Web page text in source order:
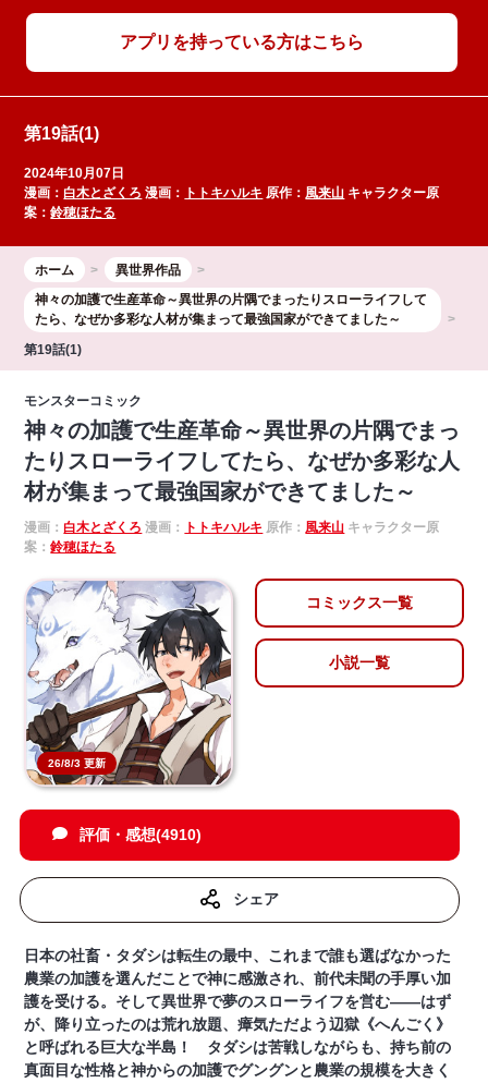
アプリを持っている方はこちら
第19話(1)
2024年10月07日
漫画：白木とざくろ 漫画： トトキハルキ 原作： 風来山 キャラクター原
案：鈴穂ほたる
ホーム
異世界作品
神々の加護で生産革命～異世界の片隅でまったりスローライフして
たら、なぜか多彩な人材が集まって最強国家ができてました～
第19話(1)
モンスターコミック
神々の加護で生産革命～異世界の片隅でまっ
たりスローライフしてたら、なぜか多彩な人
材が集まって最強国家ができてました～
漫画：白木とざくろ 漫画： トトキハルキ 原作： 風来山 キャラクター原
案：鈴穂ほたる
26/8/3 更新
コミックス一覧
小説一覧
評価・感想(4910)
シェア
日本の社畜・タダシは転生の最中、これまで誰も選ばなかった
農業の加護を選んだことで神に感激され、前代未聞の手厚い加
護を受ける。そして異世界で夢のスローライフを営む――はず
が、降り立ったのは荒れ放題、瘴気ただよう辺獄《へんごく》
と呼ばれる巨大な半島！ タダシは苦戦しながらも、持ち前の
真面目な性格と神からの加護でグングンと農業の規模を大きく